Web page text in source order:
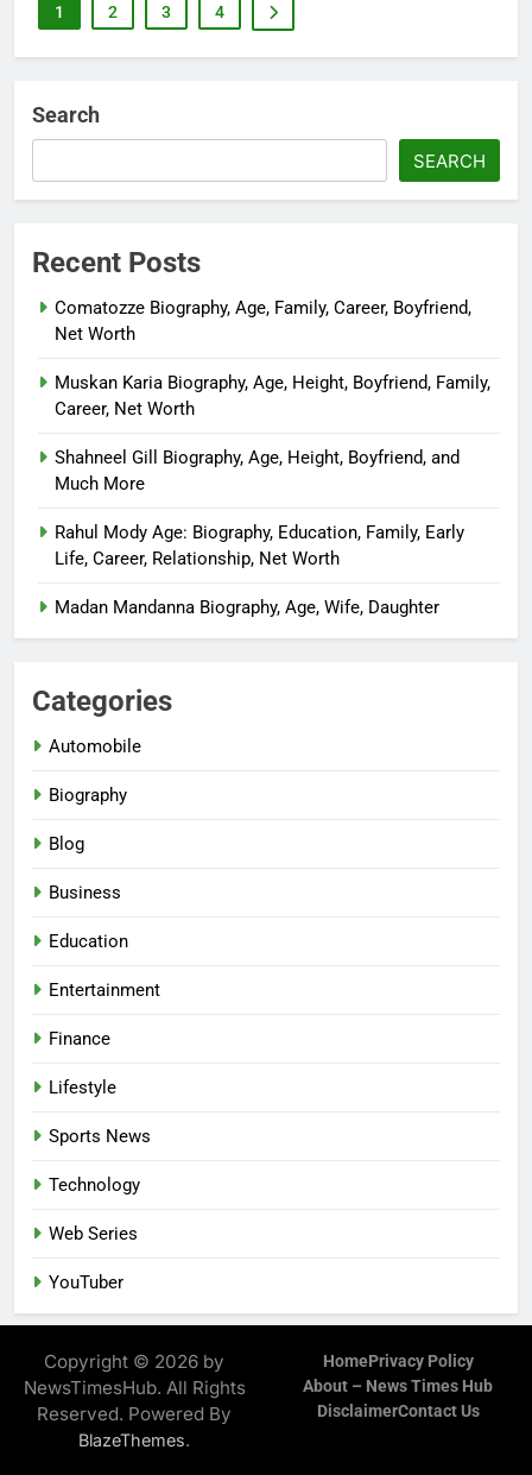
1 2 3 4
Search
SEARCH
Recent Posts
Comatozze Biography, Age, Family, Career, Boyfriend,
Net Worth
Muskan Karia Biography, Age, Height, Boyfriend, Family,
Career, Net Worth
Shahneel Gill Biography, Age, Height, Boyfriend, and
Much More
Rahul Mody Age: Biography, Education, Family, Early
Life, Career, Relationship, Net Worth
Madan Mandanna Biography, Age, Wife, Daughter
Categories
Automobile
Biography
Blog
Business
Education
Entertainment
Finance
Lifestyle
Sports News
Technology
Web Series
YouTuber
Copyright © 2026 by
NewsTimesHub. All Rights
Reserved. Powered By
BlazeThemes.
HomePrivacy Policy
About – News Times Hub
DisclaimerContact Us